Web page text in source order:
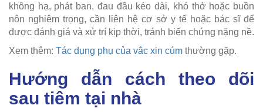
không hạ, phát ban, đau đầu kéo dài, khó thở hoặc buồn
nôn nghiêm trọng, cần liên hệ cơ sở y tế hoặc bác sĩ để
được đánh giá và xử trí kịp thời, tránh biến chứng nặng nề.
Xem thêm: Tác dụng phụ của vắc xin cúm thường gặp.
Hướng dẫn cách theo dõi
sau tiêm tại nhà